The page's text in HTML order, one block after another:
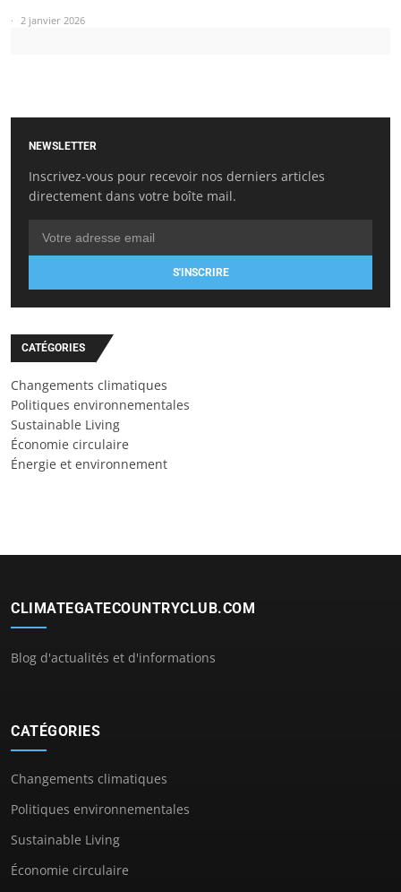
2 janvier 2026
NEWSLETTER
Inscrivez-vous pour recevoir nos derniers articles
directement dans votre boîte mail.
S'INSCRIRE
CATÉGORIES
Changements climatiques
Politiques environnementales
Sustainable Living
Économie circulaire
Énergie et environnement
CLIMATEGATECOUNTRYCLUB.COM
Blog d'actualités et d'informations
CATÉGORIES
Changements climatiques
Politiques environnementales
Sustainable Living
Économie circulaire